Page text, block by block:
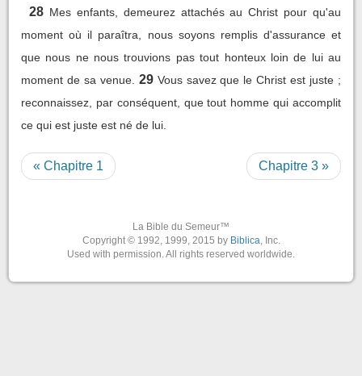
28 Mes enfants, demeurez attachés au Christ pour qu'au
moment où il paraîtra, nous soyons remplis d'assurance et
que nous ne nous trouvions pas tout honteux loin de lui au
moment de sa venue. 29 Vous savez que le Christ est juste ;
reconnaissez, par conséquent, que tout homme qui accomplit
ce qui est juste est né de lui.
« Chapitre 1 Chapitre 3 »
La Bible du Semeur™
Copyright © 1992, 1999, 2015 by Biblica, Inc.
Used with permission. All rights reserved worldwide.